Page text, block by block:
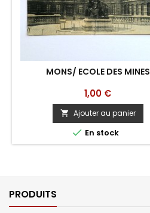
MONS/ ECOLE DES MINES
Prix
1,00 €
 Ajouter au panier
 En stock
PRODUITS